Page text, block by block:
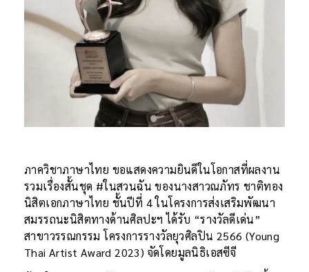
ภาควิชาภาษาไทย ขอแสดงความยินดีในโอกาสที่ผลงาน
รวมเรื่องสั้นชุด #ในสวนฉัน ของนางสาวณภัทร ชาติทอง
นิสิตเอกภาษาไทย ชั้นปีที่ 4 ในโครงการส่งเสริมพัฒนา
สมรรถนะนิสิตทางด้านศิลปะฯ ได้รับ “รางวัลดีเด่น”
สาขาวรรณกรรม โครงการรางวัลยุวศิลปิน 2566 (Young
Thai Artist Award 2023) จัดโดยมูลนิธิเอสซีจี